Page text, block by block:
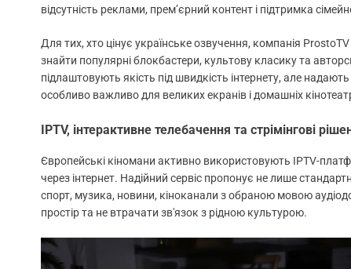
відсутність реклами, прем’єрний контент і підтримка
Для тих, хто цінує українське озвучення, компанія
знайти популярні блокбастери, культову класику та
підлаштовують якість під швидкість інтернету, але
особливо важливо для великих екранів і домашніх
IPTV, інтерактивне телебачення та стрімінгові
Європейські кіномани активно використовують IPTV-
через інтернет. Надійний сервіс пропонує не лише
спорт, музика, новини, кіноканали з обраною мовою
простір та не втрачати зв'язок з рідною культурою.